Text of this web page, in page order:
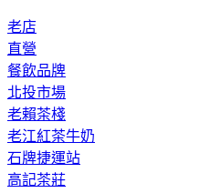
老店
直營
餐飲品牌
北投市場
老賴茶棧
老江紅茶牛奶
石牌捷運站
高記茶莊